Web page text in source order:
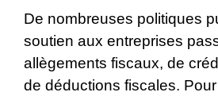
De nombreuses politiques
soutien aux entreprises
allègements fiscaux, de
de déductions fiscales.